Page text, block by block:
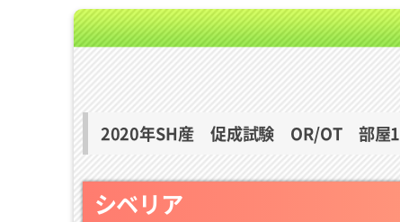
2020年SH産 促成試験 OR/OT 部屋1
シベリア